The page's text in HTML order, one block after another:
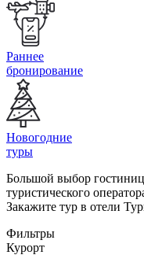
Раннее
бронирование
Новогодние
туры
Большой выбор
туристического
Закажите тур в отели
Фильтры
Курорт